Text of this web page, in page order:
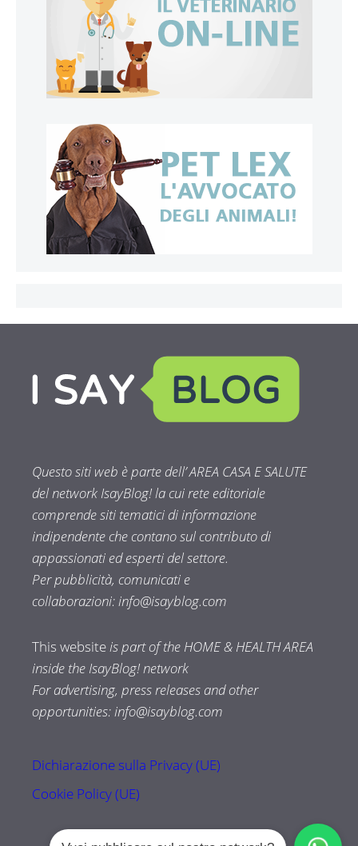
Questo siti web è parte dell’ AREA CASA E SALUTE
del network IsayBlog! la cui rete editoriale
comprende siti tematici di informazione
indipendente che contano sul contributo di
appassionati ed esperti del settore.
Per pubblicità, comunicati e
collaborazioni:info@isayblog.com
This websiteis part of the HOME & HEALTH AREA
inside the IsayBlog! network
For advertising, press releases and other
opportunities:info@isayblog.com
Dichiarazione sulla Privacy (UE)
Cookie Policy (UE)